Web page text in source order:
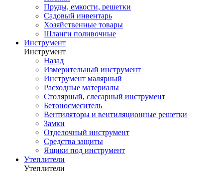
Пруды, емкости, решетки
Садовый инвентарь
Хозяйственные товары
Шланги поливочные
Инструмент
Инструмент
Назад
Измерительный инструмент
Инструмент малярный
Расходные материалы
Столярный, слесарный инструмент
Бетоносмеситель
Вентиляторы и вентиляционные решетки
Замки
Отделочный инструмент
Средства защиты
Ящики под инструмент
Утеплители
Утеплители